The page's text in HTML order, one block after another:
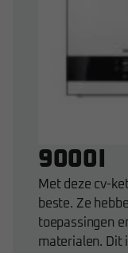
9000I
Met deze cv-
beste. Ze
toepassingen
materialen. Dit